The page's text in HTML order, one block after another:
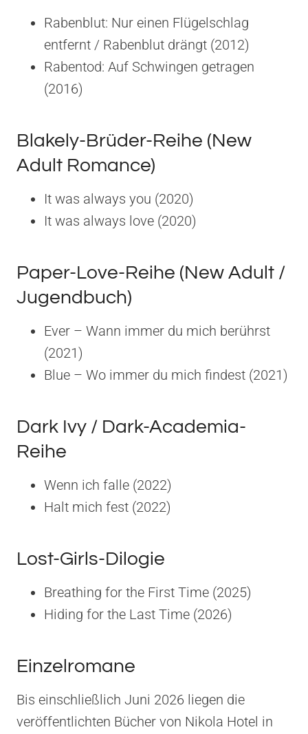
Rabenblut: Nur einen Flügelschlag
entfernt / Rabenblut drängt (2012)
Rabentod: Auf Schwingen getragen
(2016)
Blakely-Brüder-Reihe (New
Adult Romance)
It was always you (2020)
It was always love (2020)
Paper-Love-Reihe (New Adult /
Jugendbuch)
Ever – Wann immer du mich berührst
(2021)
Blue – Wo immer du mich findest (2021)
Dark Ivy / Dark-Academia-
Reihe
Wenn ich falle (2022)
Halt mich fest (2022)
Lost-Girls-Dilogie
Breathing for the First Time (2025)
Hiding for the Last Time (2026)
Einzelromane
Bis einschließlich Juni 2026 liegen die
veröffentlichten Bücher von Nikola Hotel in